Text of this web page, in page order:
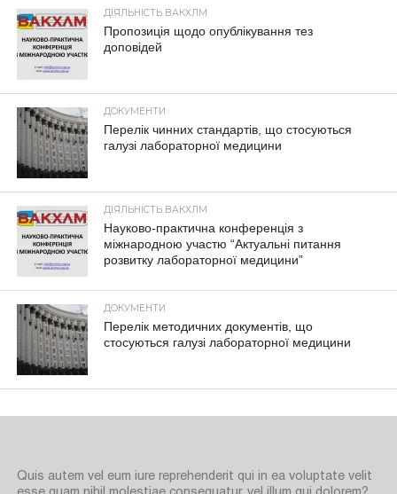
ДІЯЛЬНІСТЬ ВАКХЛМ
Пропозиція щодо опублікування тез
доповідей
ДОКУМЕНТИ
Перелік чинних стандартів, що стосуються
галузі лабораторної медицини
ДІЯЛЬНІСТЬ ВАКХЛМ
Науково-практична конференція з
міжнародною участю “Актуальні питання
розвитку лабораторної медицини”
ДОКУМЕНТИ
Перелік методичних документів, що
стосуються галузі лабораторної медицини
Quis autem vel eum iure reprehenderit qui in ea voluptate velit